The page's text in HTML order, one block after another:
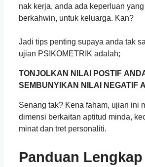
nak kerja, anda ada keperluan
berkahwin, untuk keluarga. Kan?
Jadi tips penting supaya anda tak
ujian PSIKOMETRIK adalah;
TONJOLKAN NILAI POSTIF
SEMBUNYIKAN NILAI NEGATIF
Senang tak? Kena faham, ujian ini
dimensi berkaitan aptitud minda,
minat dan tret personaliti.
Panduan